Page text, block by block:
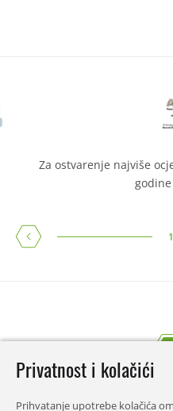
Za ostvarenje najviše
1
Privatnost i kolačići
Prihvatanje upotrebe kolačića